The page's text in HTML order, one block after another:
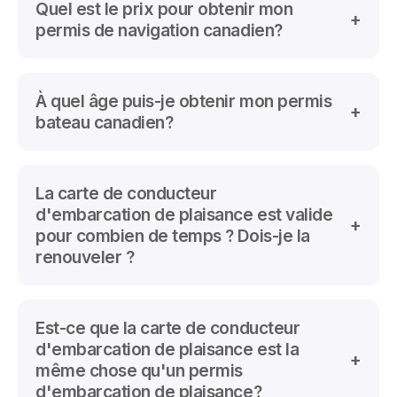
de conducteur d'embarcation de plaisance pour
conduire toute embarcation à moteur. Cette loi
s'applique à tous les plaisanciers, il n'y a pas
n'importe quelle taille, même d'un petit moteur
électrique.
Quel est le prix pour obtenir mon
permis de navigation canadien?
moteur est de$ 59.95 plus taxes incluant la
formation, l'examen et la carte de conducteur
d'embarcation de plaisance.
À quel âge puis-je obtenir mon permis
bateau canadien?
canadien, mais certaines restrictions s'appliquent. Il
suffit de réussir l’examen final.
La carte de conducteur
d'embarcation de plaisance est valide
pour combien de temps ? Dois-je la
renouveler ?
et ce, partout au Canada. Il n'est pas nécessaire de
la renouveler.
Est-ce que la carte de conducteur
d'embarcation de plaisance est la
même chose qu'un permis
d'embarcation de plaisance?